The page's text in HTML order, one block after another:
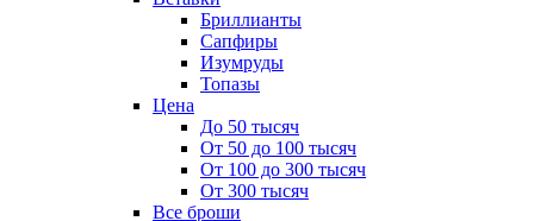
Бриллианты
Сапфиры
Изумруды
Топазы
Цена
До 50 тысяч
От 50 до 100 тысяч
От 100 до 300 тысяч
От 300 тысяч
Все броши